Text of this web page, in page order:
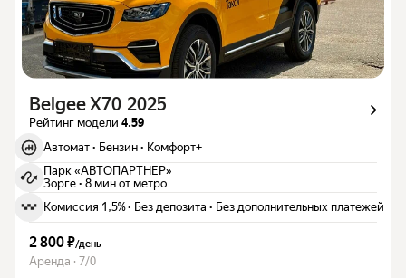
Belgee X70 2025
Рейтинг модели 4.59
Автомат · Бензин · Комфорт+
Парк «АВТОПАРТНЕР»
Зорге · 8 мин от метро
Комиссия 1,5%· Без депозита · Без дополнительных платежей
2 800 ₽/день
Аренда · 7/0